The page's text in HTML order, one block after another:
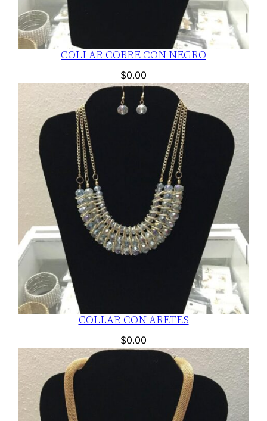
COLLAR COBRE CON NEGRO
$0.00
COLLAR CON ARETES
$0.00